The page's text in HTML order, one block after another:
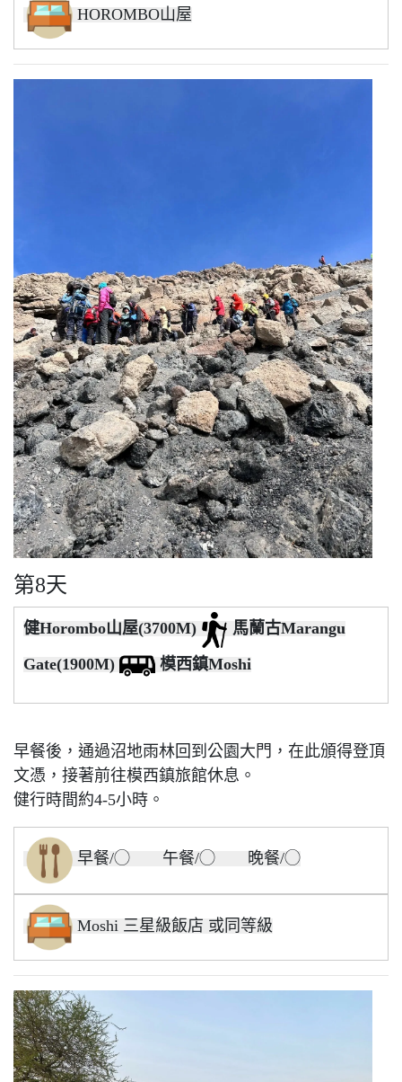
HOROMBO山屋
第8天
健Horombo山屋(3700M)
馬蘭古Marangu
Gate(1900M)
模西鎮Moshi
早餐後，通過沼地雨林回到公園大門，在此頒得登頂
文憑，接著前往模西鎮旅館休息。
健行時間約4-5小時。
早餐/◯ 午餐/◯ 晚餐/◯
Moshi 三星級飯店 或同等級